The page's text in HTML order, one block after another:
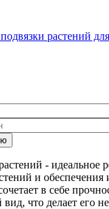
растений
- идеальное
и обеспечения
в себе
что делает его